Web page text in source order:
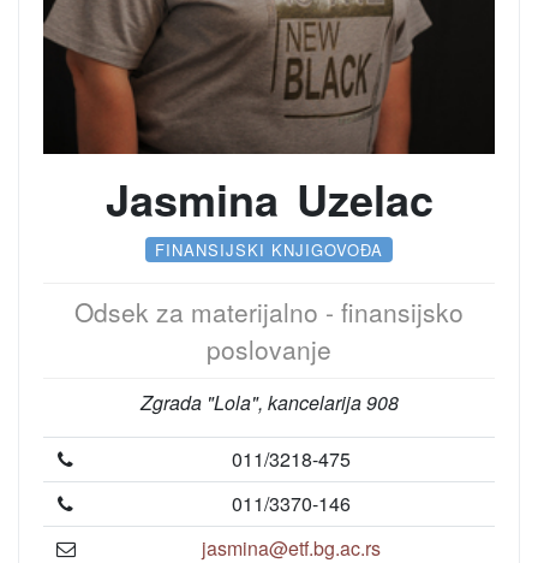
Jasmina Uzelac
FINANSIJSKI KNJIGOVOĐA
Odsek za materijalno - finansijsko
poslovanje
Zgrada "Lola", kancelarija 908
011/3218-475
011/3370-146
jasmina@etf.bg.ac.rs